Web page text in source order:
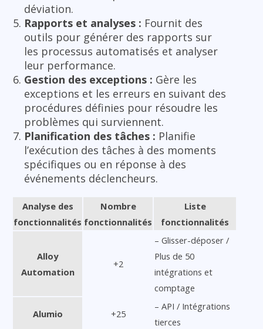
déviation.
Rapports et analyses : Fournit des
outils pour générer des rapports sur
les processus automatisés et analyser
leur performance.
Gestion des exceptions : Gère les
exceptions et les erreurs en suivant des
procédures définies pour résoudre les
problèmes qui surviennent.
Planification des tâches : Planifie
l’exécution des tâches à des moments
spécifiques ou en réponse à des
événements déclencheurs.
Analyse des
fonctionnalités
Nombre
fonctionnalités
Liste
fonctionnalités
Alloy
Automation
+2
– Glisser-déposer /
Plus de 50
intégrations et
comptage
Alumio +25
– API / Intégrations
tierces